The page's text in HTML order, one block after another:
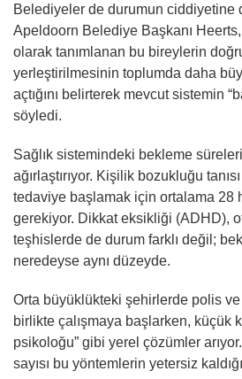
Belediyeler de durumun ciddiyetine
Apeldoorn Belediye Başkanı
olarak tanımlanan bu bireylerin
yerleştirilmesinin toplumda daha
açtığını belirterek mevcut sistemin
söyledi.
Sağlık sistemindeki bekleme
ağırlaştırıyor. Kişilik bozukluğu
tedaviye başlamak için ortalama 28
gerekiyor. Dikkat eksikliği (ADHD),
teşhislerde de durum farklı değil;
neredeyse aynı düzeyde.
Orta büyüklükteki şehirlerde polis ve
birlikte çalışmaya başlarken, küçük
psikoloğu” gibi yerel çözümler
sayısı bu yöntemlerin yetersiz